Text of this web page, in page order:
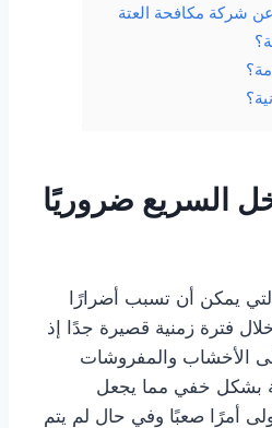
عن شركة مكافحة العتة
السريع ضروريًا
يمكن أن تسبب أضرارًا
فترة زمنية قصيرة جدًا إذ
الأخشاب والمفروشات
بشكل خفي مما يجعل
أمرًا صعبًا وفي حال لم يتم